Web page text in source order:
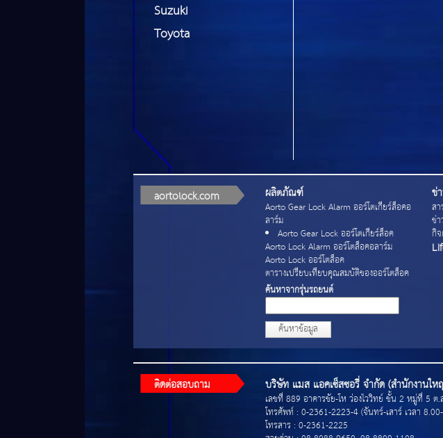
Suzuki
Toyota
aortolock.com ผลิตภัณฑ์
Aorto Gear Lock Alarm ออร์โตเกียร์ล็อคอ
ลาร์ม
Aorto Gear Lock ออร์โตเกียร์ล็อค
Aorto Lock Alarm ออร์โตล็อคอลาร์ม
Aorto Lock ออร์โตล็อค
ตารางเปรียบเทียบคุณสมบัติของออร์โตล็อค
ค้นหาจากรุ่นรถยนต์
ค้นหาข้อมูล
ข่
ส
ข่
กิ
ติดต่อสอบถาม บริษัท แมส แอคเซ็สซอรี่ จำกัด (สำนักงานใ
เลขที่ 889 อาคารชัย-โห ว่องไววิทย์ ชั้น 2 หมู่ที่ 5 ต
โทรศัพท์ : 0-2361-2223-4 (จันทร์-เสาร์ เวลา
โทรสาร : 0-2361-2225